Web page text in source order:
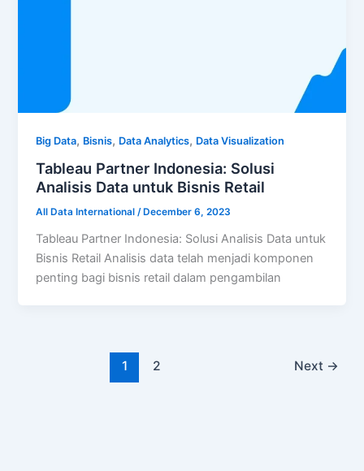
Big Data, Bisnis, Data Analytics, Data Visualization
Tableau Partner Indonesia: Solusi
Analisis Data untuk Bisnis Retail
All Data International/ December 6, 2023
Tableau Partner Indonesia: Solusi Analisis Data untuk
Bisnis Retail Analisis data telah menjadi komponen
penting bagi bisnis retail dalam pengambilan
1 2 Next →